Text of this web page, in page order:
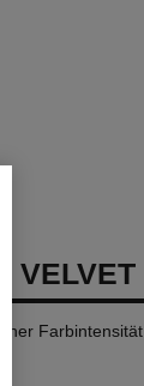
VELVET
Farbintensität